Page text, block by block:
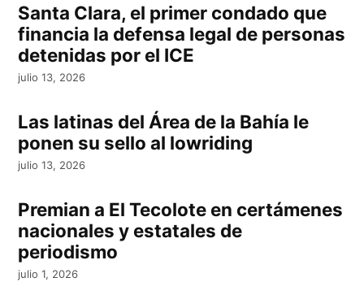
Santa Clara, el primer condado que
financia la defensa legal de personas
detenidas por el ICE
julio 13, 2026
Las latinas del Área de la Bahía le
ponen su sello al lowriding
julio 13, 2026
Premian a El Tecolote en certámenes
nacionales y estatales de
periodismo
julio 1, 2026